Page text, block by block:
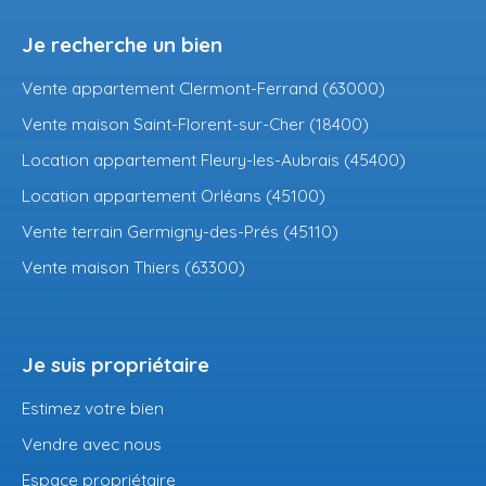
Je recherche un bien
Vente appartement Clermont-Ferrand (63000)
Vente maison Saint-Florent-sur-Cher (18400)
Location appartement Fleury-les-Aubrais (45400)
Location appartement Orléans (45100)
Vente terrain Germigny-des-Prés (45110)
Vente maison Thiers (63300)
Je suis propriétaire
Estimez votre bien
Vendre avec nous
Espace propriétaire